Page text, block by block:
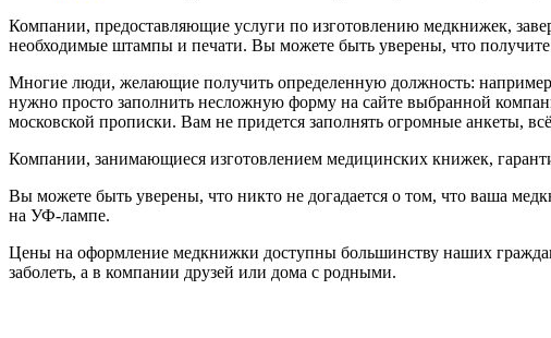
Компании, предоставляющие услуги по изготовлению медкнижек,
необходимые штампы и печати. Вы можете быть уверены, что
Многие люди, желающие получить определенную должность:
нужно просто заполнить несложную форму на сайте выбранной
московской прописки. Вам не придется заполнять огромные анкеты,
Компании, занимающиеся изготовлением медицинских книжек,
Вы можете быть уверены, что никто не догадается о том, что ваша
на УФ-лампе.
Цены на оформление медкнижки доступны большинству наших
заболеть, а в компании друзей или дома с родными.